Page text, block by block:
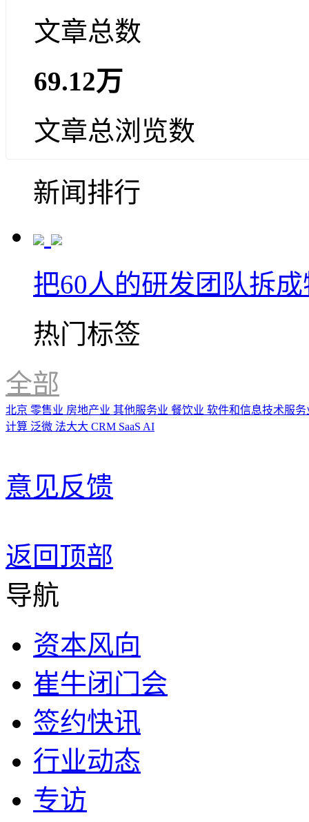
文章总数
69.12万
文章总浏览数
新闻排行
把60人的研发团队拆
热门标签
全部
北京 零售业 房地产业 其他服务业 餐饮业 软件和信息技术服
计算 泛微 法大大 CRM SaaS AI
意见反馈
返回顶部
导航
资本风向
崔牛闭门会
签约快讯
行业动态
专访